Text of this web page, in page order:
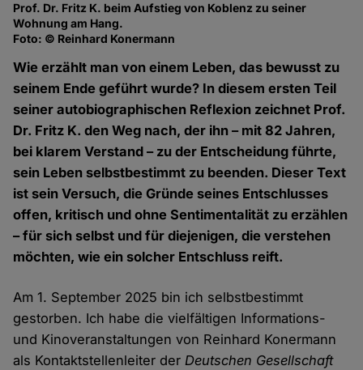
Prof. Dr. Fritz K. beim Aufstieg von Koblenz zu seiner
Wohnung am Hang.
Foto: © Reinhard Konermann
Wie erzählt man von einem Leben, das bewusst zu
seinem Ende geführt wurde? In diesem ersten Teil
seiner autobiographischen Reflexion zeichnet Prof.
Dr. Fritz K. den Weg nach, der ihn – mit 82 Jahren,
bei klarem Verstand – zu der Entscheidung führte,
sein Leben selbstbestimmt zu beenden. Dieser Text
ist sein Versuch, die Gründe seines Entschlusses
offen, kritisch und ohne Sentimentalität zu erzählen
– für sich selbst und für diejenigen, die verstehen
möchten, wie ein solcher Entschluss reift.
Am 1. September 2025 bin ich selbstbestimmt
gestorben. Ich habe die vielfältigen Informations-
und Kinoveranstaltungen von Reinhard Konermann
als Kontaktstellenleiter derDeutschen Gesellschaft